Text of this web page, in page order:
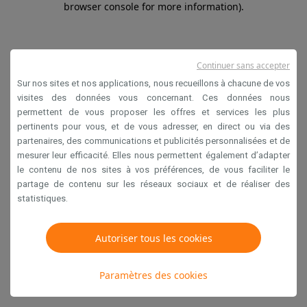
browser console for more information).
Sur nos sites et nos applications, nous recueillons à chacune de vos
visites des données vous concernant. Ces données nous
permettent de vous proposer les offres et services les plus
pertinents pour vous, et de vous adresser, en direct ou via des
partenaires, des communications et publicités personnalisées et de
mesurer leur efficacité. Elles nous permettent également d’adapter
le contenu de nos sites à vos préférences, de vous faciliter le
partage de contenu sur les réseaux sociaux et de réaliser des
statistiques.
Autoriser tous les cookies
Paramètres des cookies
Continuer sans accepter